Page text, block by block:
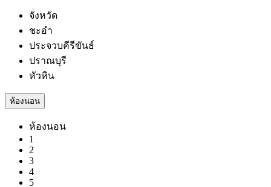
จังหวัด
ชะอำ
ประจวบคีรีขันธ์
ปราณบุรี
หัวหิน
ห้องนอน
ห้องนอน
1
2
3
4
5